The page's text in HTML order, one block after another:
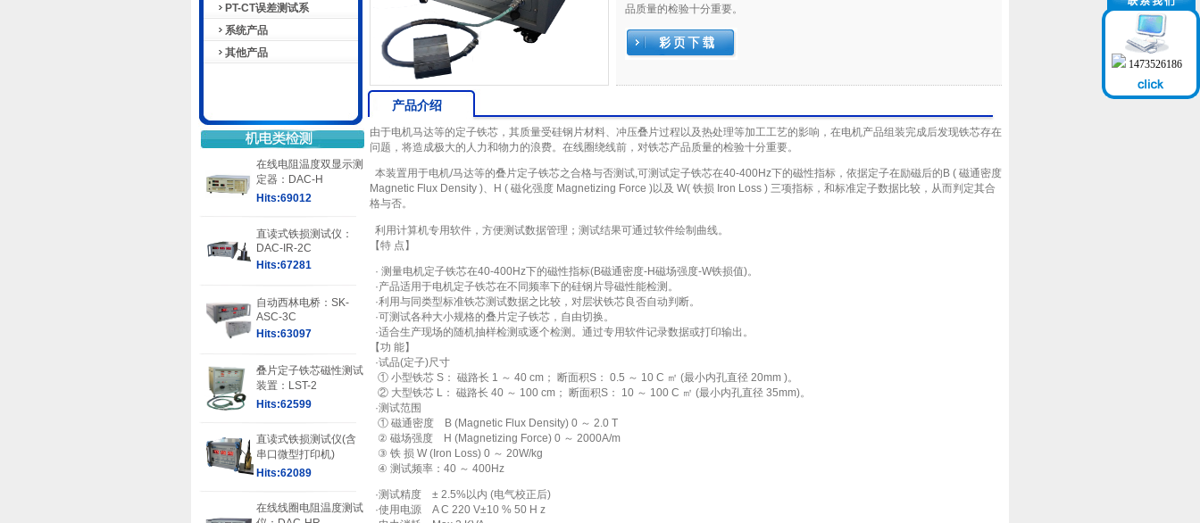
PT-CT误差测试系
系统产品
其他产品
在线电阻温度双显示测
定器：DAC-H
Hits:69012
直读式铁损测试仪：
DAC-IR-2C
Hits:67281
自动西林电桥：SK-
ASC-3C
Hits:63097
叠片定子铁芯磁性测试
装置：LST-2
Hits:62599
直读式铁损测试仪(含
串口微型打印机)
Hits:62089
在线线圈电阻温度测试
品质量的检验十分重要。
产品介绍
由于电机马达等的定子铁芯，其质量受硅钢片材料、冲压叠片过程以及热处理等加工工艺的影响，在电机产品组装完成后发现铁芯存在
问题，将造成极大的人力和物力的浪费。在线圈绕线前，对铁芯产品质量的检验十分重要。
本装置用于电机/马达等的叠片定子铁芯之合格与否测试,可测试定子铁芯在40-400Hz下的磁性指标，依据定子在励磁后的B ( 磁通密度
Magnetic Flux Density )、H ( 磁化强度 Magnetizing Force )以及 W( 铁损 Iron Loss ) 三项指标，和标准定子数据比较，从而判定其合
格与否。
利用计算机专用软件，方便测试数据管理；测试结果可通过软件绘制曲线。
【特 点】
· 测量电机定子铁芯在40-400Hz下的磁性指标(B磁通密度-H磁场强度-W铁损值)。
·产品适用于电机定子铁芯在不同频率下的硅钢片导磁性能检测。
·利用与同类型标准铁芯测试数据之比较，对层状铁芯良否自动判断。
·可测试各种大小规格的叠片定子铁芯，自由切换。
·适合生产现场的随机抽样检测或逐个检测。 通过专用软件记录数据或打印输出。
【功 能】
·试品(定子)尺寸
① 小型铁芯 S： 磁路长 1 ～ 40 cm； 断面积S： 0.5 ～ 10 C ㎡ (最小内孔直径 20mm )。
② 大型铁芯 L： 磁路长 40 ～ 100 cm； 断面积S： 10 ～ 100 C ㎡ (最小内孔直径 35mm)。
·测试范围
① 磁通密度 B (Magnetic Flux Density) 0 ～ 2.0 T
② 磁场强度 H (Magnetizing Force) 0 ～ 2000A/m
③ 铁 损 W (Iron Loss) 0 ～ 20W/kg
④ 测试频率：40 ～ 400Hz
·测试精度 ± 2.5%以内 (电气校正后)
·使用电源 A C 220 V±10 % 50 H z
1473526186